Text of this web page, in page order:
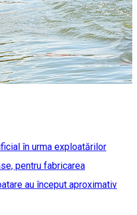
în urma exploatărilor
pentru fabricarea
au început aproximativ